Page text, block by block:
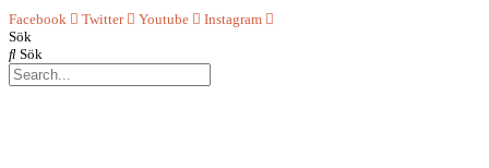
Facebook Twitter Youtube
Instagram
Sök
Sök